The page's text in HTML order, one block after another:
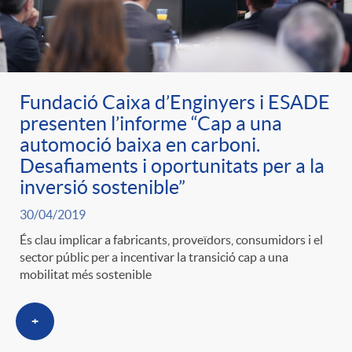
r
a
S
a
l
a
ó
p
e
r
c
a
t
t
e
n
i
d
o
A
l
i
c
a
d
o
r
Fundació Caixa d’Enginyers i ESADE
presenten l’informe “Cap a una
automoció baixa en carboni.
Desafiaments i oportunitats per a la
inversió sostenible”
30/04/2019
És clau implicar a fabricants, proveïdors, consumidors i el
sector públic per a incentivar la transició cap a una
mobilitat més sostenible
+